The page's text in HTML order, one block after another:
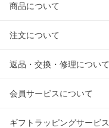
商品について
注文について
返品・交換・修理について
会員サービスについて
ギフトラッピングサービス